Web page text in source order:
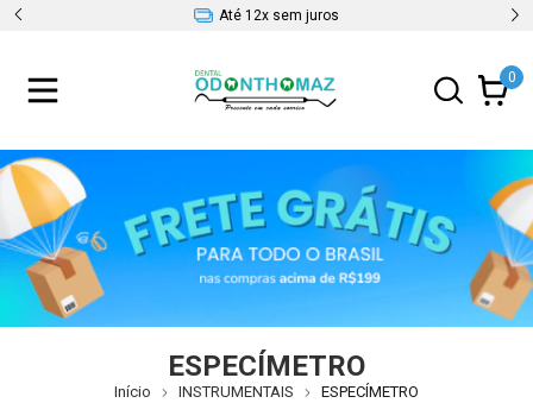
Até 12x sem juros
0
ESPECÍMETRO
Início INSTRUMENTAIS ESPECÍMETRO